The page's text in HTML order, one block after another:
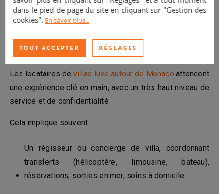
Services, sécurité et confidentialité : la demande
autour de Monaco
Les locataires devillas luxe autour de Monaco attendent
une expérience clé en main, avec un très haut niveau de
service et de confidentialité.
Cela implique souvent :
Un régisseur ou concierge de villa, coordonnant
transferts (hélicoptère, limousine, bateau),
réservations, sorties en mer, soins à domicile.
dans le pied de page du site en cliquant sur "Gestion des
cookies". En savoir plus...
TOUT ACCEPTER RÉGLAGES